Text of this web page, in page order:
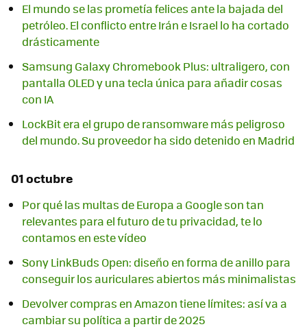
El mundo se las prometía felices ante la bajada del
petróleo. El conflicto entre Irán e Israel lo ha cortado
drásticamente
Samsung Galaxy Chromebook Plus: ultraligero, con
pantalla OLED y una tecla única para añadir cosas
con IA
LockBit era el grupo de ransomware más peligroso
del mundo. Su proveedor ha sido detenido en Madrid
01 octubre
Por qué las multas de Europa a Google son tan
relevantes para el futuro de tu privacidad, te lo
contamos en este vídeo
Sony LinkBuds Open: diseño en forma de anillo para
conseguir los auriculares abiertos más minimalistas
Devolver compras en Amazon tiene límites: así va a
cambiar su política a partir de 2025